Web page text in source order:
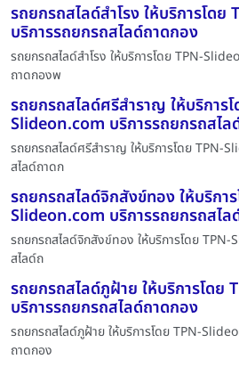
รถยกรถสไลด์สำโรง ให้บริการโด
บริการรถยกรถสไลด์ถาดกอง
รถยกรถสไลด์สำโรง ให้บริการโดย TPN-
ถาดกองพ
รถยกรถสไลด์ศรีสำราญ ให้บริการ
Slideon.com บริการรถยกรถสไล
รถยกรถสไลด์ศรีสำราญ ให้บริการโดย TPN-
สไลด์ถาดก
รถยกรถสไลด์จิกสังข์ทอง ให้บริกา
Slideon.com บริการรถยกรถสไล
รถยกรถสไลด์จิกสังข์ทอง ให้บริการโดย
สไลด์ถ
รถยกรถสไลด์ภูฝ้าย ให้บริการโดย
บริการรถยกรถสไลด์ถาดกอง
รถยกรถสไลด์ภูฝ้าย ให้บริการโดย TPN-
ถาดกอง